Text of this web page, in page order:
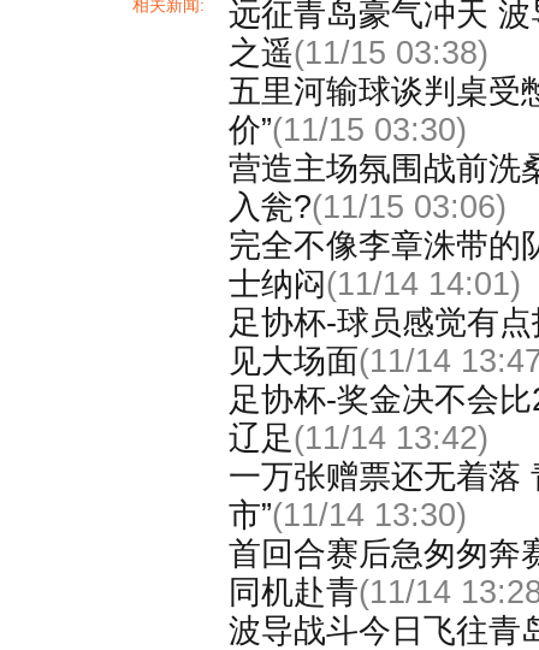
相关新闻:
远征青岛豪气冲天
之遥(11/15 03:38)
五里河输球谈判桌受
价”(11/15 03:30)
营造主场氛围战前洗
入瓮?(11/15 03:06)
完全不像李章洙带的
士纳闷(11/14 14:01)
足协杯-球员感觉有
见大场面(11/14
足协杯-奖金决不会
辽足(11/14 13:42)
一万张赠票还无着落
市”(11/14 13:30)
首回合赛后急匆匆奔
同机赴青(11/14
波导战斗今日飞往青